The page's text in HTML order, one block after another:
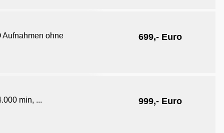
ohne 699,- Euro
min, ... 999,- Euro